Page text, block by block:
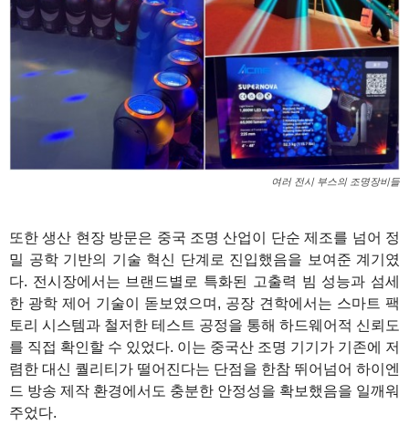
여러 전시 부스의 조명장비들
또한 생산 현장 방문은 중국 조명 산업이 단순 제조를 넘어 정
밀 공학 기반의 기술 혁신 단계로 진입했음을 보여준 계기였
다. 전시장에서는 브랜드별로 특화된 고출력 빔 성능과 섬세
한 광학 제어 기술이 돋보였으며, 공장 견학에서는 스마트 팩
토리 시스템과 철저한 테스트 공정을 통해 하드웨어적 신뢰도
를 직접 확인할 수 있었다. 이는 중국산 조명 기기가 기존에 저
렴한 대신 퀄리티가 떨어진다는 단점을 한참 뛰어넘어 하이엔
드 방송 제작 환경에서도 충분한 안정성을 확보했음을 일깨워
주었다.